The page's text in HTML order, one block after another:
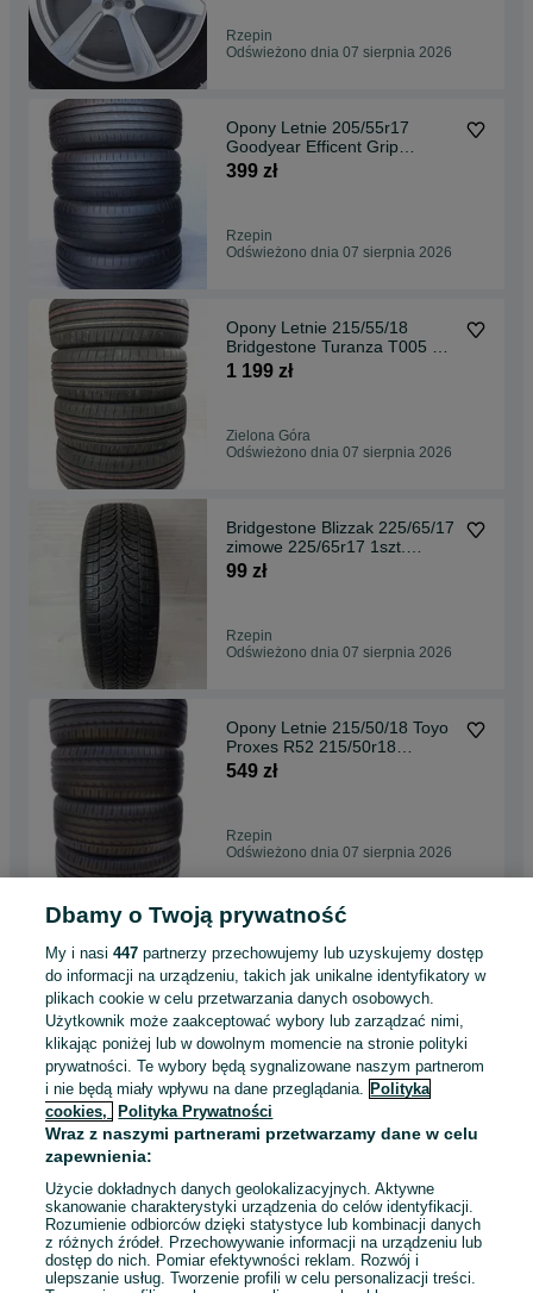
Rzepin
Odświeżono dnia 07 sierpnia 2026
Opony Letnie 205/55r17
Goodyear Efficent Grip
Performance 205/55/17 4x
399 zł
Rzepin
Odświeżono dnia 07 sierpnia 2026
Opony Letnie 215/55/18
Bridgestone Turanza T005 A
215/55r18 Demo 2023r
1 199 zł
Zielona Góra
Odświeżono dnia 07 sierpnia 2026
Bridgestone Blizzak 225/65/17
zimowe 225/65r17 1szt.
Bieżnik: 7-7,3mm
99 zł
Rzepin
Odświeżono dnia 07 sierpnia 2026
Opony Letnie 215/50/18 Toyo
Proxes R52 215/50r18
4x2018r 7,3-7,7mm
549 zł
Rzepin
Odświeżono dnia 07 sierpnia 2026
Felgi aluminiowe 18 Volvo
XC40 V60 S60 V60CC XC60
5x108 Oryginalne 2024 VAT
2 499 zł
Rzepin
Odświeżono dnia 07 sierpnia 2026
OPONY LETNIE 195/55/15
CONTINENTAL
Rzepin
Odświeżono dnia 07 sierpnia 2026
Dbamy o Twoją prywatność
My i nasi447 partnerzy przechowujemy lub uzyskujemy dostęp
do informacji na urządzeniu, takich jak unikalne identyfikatory w
plikach cookie w celu przetwarzania danych osobowych.
Użytkownik może zaakceptować wybory lub zarządzać nimi,
klikając poniżej lub w dowolnym momencie na stronie polityki
prywatności. Te wybory będą sygnalizowane naszym partnerom
i nie będą miały wpływu na dane przeglądania. Polityka
cookies,
Polityka Prywatności
Wraz z naszymi partnerami przetwarzamy dane w celu
zapewnienia:
Użycie dokładnych danych geolokalizacyjnych. Aktywne
skanowanie charakterystyki urządzenia do celów identyfikacji.
Rozumienie odbiorców dzięki statystyce lub kombinacji danych
z różnych źródeł. Przechowywanie informacji na urządzeniu lub
dostęp do nich. Pomiar efektywności reklam. Rozwój i
ulepszanie usług. Tworzenie profili w celu personalizacji treści.